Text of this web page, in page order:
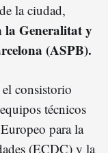
la ciudad,
la Generalitat y
(ASPB).
consistorio
técnicos
para la
(ECDC) y la